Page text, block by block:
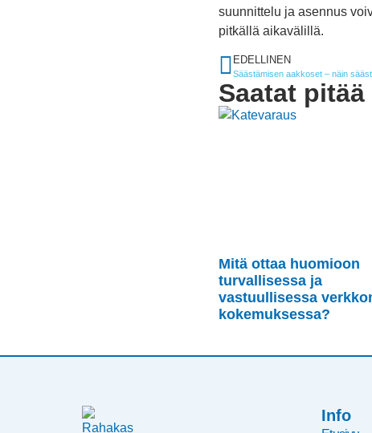
suunnittelu ja asennus
pitkällä aikavälillä.
EDELLINEN
Säästämisen aakkoset – näin
Saatat
Mitä ottaa huomioon
turvallisessa ja
vastuullisessa
kokemuksessa?
Info